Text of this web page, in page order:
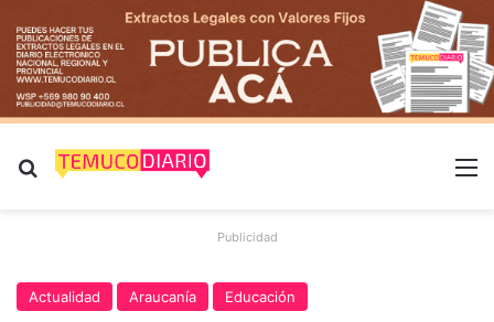
Buscar por
Publicidad
Actualidad Araucanía Educación